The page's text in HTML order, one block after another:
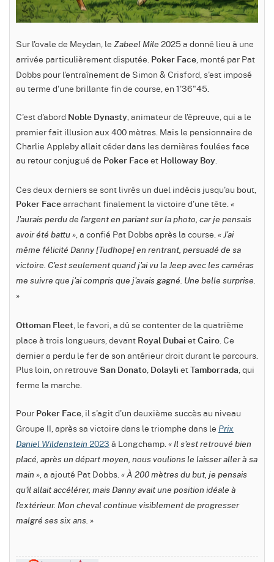
Sur l'ovale de Meydan, le Zabeel Mile 2025 a donné lieu à une
arrivée particulièrement disputée.
Poker Face , monté par Pat
Dobbs pour l'entraînement de Simon & Crisford, s'est imposé
au terme d'une brillante fin de course, en 1'36"45.
C'est d'abord Noble Dynasty , animateur de l'épreuve, qui a le
premier fait illusion aux 400 mètres. Mais le pensionnaire de
Charlie Appleby allait céder dans les dernières foulées face
au retour conjugué de Poker Face et Holloway Boy
Ces deux derniers se sont livrés un duel indécis jusqu'au bout,
Poker Face arrachant finalement la victoire d'une tête. «
J'aurais perdu de l'argent en pariant sur la photo, car je pensais
avoir été battu » , a confié Pat Dobbs après la course. « J'ai
même félicité Danny [Tudhope] en rentrant, persuadé de sa
victoire. C'est seulement quand j'ai vu la Jeep avec les caméras
me suivre que j'ai compris que j'avais gagné. Une belle surprise.
»
Ottoman Fleet , le favori, a dû se contenter de la quatrième
place à trois longueurs, devant Royal Dubai et Cairo . Ce
dernier a perdu le fer de son antérieur droit durant le parcours.
Plus loin, on retrouve San Donato Dolayli et Tamborrada , qui
ferme la marche.
Pour Poker Face , il s'agit d'un deuxième succès au niveau
Groupe II, après sa victoire dans le triomphe dans le Prix
Daniel Wildenstein 2023 à Longchamp. « Il s'est retrouvé bien
placé, après un départ moyen, nous voulions le laisser aller à sa
main » , a ajouté Pat Dobbs. « À 200 mètres du but, je pensais
qu'il allait accélérer, mais Danny avait une position idéale à
l'extérieur. Mon cheval continue visiblement de progresser
malgré ses six ans. »